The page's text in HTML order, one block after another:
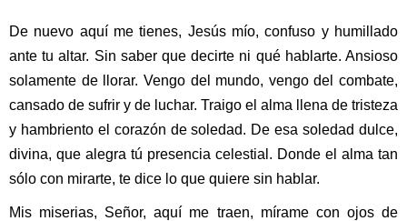
De nuevo aquí me tienes, Jesús mío, confuso y humillado
ante tu altar. Sin saber que decirte ni qué hablarte. Ansioso
solamente de llorar. Vengo del mundo, vengo del combate,
cansado de sufrir y de luchar. Traigo el alma llena de tristeza
y hambriento el corazón de soledad. De esa soledad dulce,
divina, que alegra tú presencia celestial. Donde el alma tan
sólo con mirarte, te dice lo que quiere sin hablar.
Mis miserias, Señor, aquí me traen, mírame con ojos de